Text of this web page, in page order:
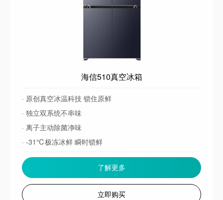
海信510真空冰箱
· 原创真空冰温科技 锁住原鲜
· 独立双系统不串味
· 离子主动除菌净味
· -31℃极冻冰鲜 瞬时锁鲜
了解更多
立即购买